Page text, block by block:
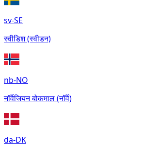
sv-SE
स्वीडिश (स्वीडन)
nb-NO
नॉर्वेजियन बोकमाल (नॉर्वे)
da-DK